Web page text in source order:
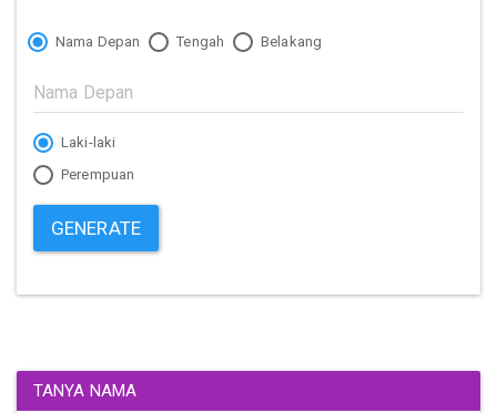
Nama Depan Tengah Belakang
Laki-laki
Perempuan
GENERATE
TANYA NAMA